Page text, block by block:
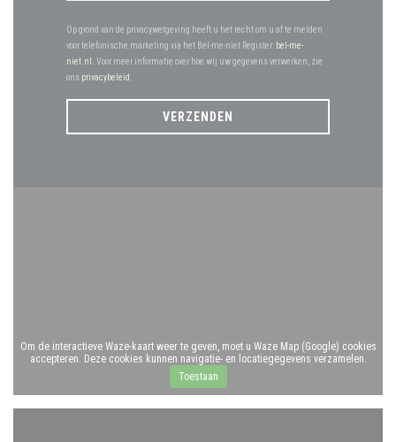
Op grond van de privacywetgeving heeft u het recht om u af te melden
voor telefonische marketing via het Bel-me-niet Register: bel-me-
niet.nl
. Voor meer informatie over hoe wij uw gegevens verwerken, zie
ons privacybeleid
Om de interactieve Waze-kaart weer te geven, moet u Waze Map (Google) cookies
accepteren. Deze cookies kunnen navigatie- en locatiegegevens verzamelen.
Toestaan